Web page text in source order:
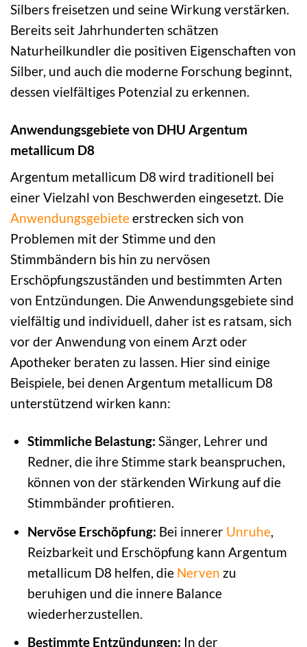
Silbers freisetzen und seine Wirkung verstärken.
Bereits seit Jahrhunderten schätzen
Naturheilkundler die positiven Eigenschaften von
Silber, und auch die moderne Forschung beginnt,
dessen vielfältiges Potenzial zu erkennen.
Anwendungsgebiete von DHU Argentum
metallicum D8
Argentum metallicum D8 wird traditionell bei
einer Vielzahl von Beschwerden eingesetzt. Die
Anwendungsgebieteerstrecken sich von
Problemen mit der Stimme und den
Stimmbändern bis hin zu nervösen
Erschöpfungszuständen und bestimmten Arten
von Entzündungen. Die Anwendungsgebiete sind
vielfältig und individuell, daher ist es ratsam, sich
vor der Anwendung von einem Arzt oder
Apotheker beraten zu lassen. Hier sind einige
Beispiele, bei denen Argentum metallicum D8
unterstützend wirken kann:
Stimmliche Belastung: Sänger, Lehrer und
Redner, die ihre Stimme stark beanspruchen,
können von der stärkenden Wirkung auf die
Stimmbänder profitieren.
Nervöse Erschöpfung: Bei innerer Unruhe,
Reizbarkeit und Erschöpfung kann Argentum
metallicum D8 helfen, die Nerven zu
beruhigen und die innere Balance
wiederherzustellen.
Bestimmte Entzündungen: In der